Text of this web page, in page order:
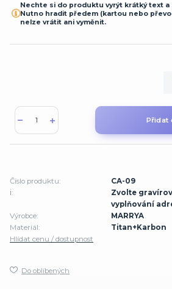
Nechte si do produktu vyrýt krátký text
Nutno hradit předem (kartou nebo
nelze vrátit ani vyměnit.
Přidat
Číslo produktu:
CA-09
ℹ️:
Zvolte
vyplňování
Výrobce:
MARRYA
Materiál:
Titan+Karbon
Hlídat cenu / dostupnost
Do oblíbených